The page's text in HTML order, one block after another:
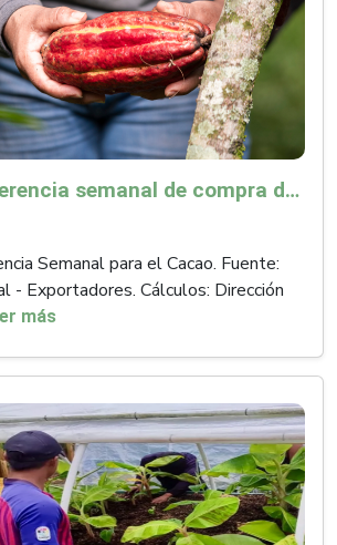
Precio de referencia semanal de compra de cacao - Fuente Industria Nacional - Exportadores
Semanal para el Cacao. Fuente:
- Exportadores. Cálculos: Dirección
más